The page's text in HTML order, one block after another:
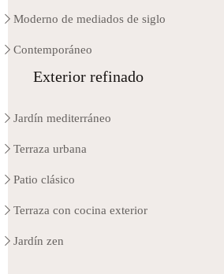
Moderno de mediados de siglo
Contemporáneo
Exterior refinado
Jardín mediterráneo
Terraza urbana
Patio clásico
Terraza con cocina exterior
Jardín zen